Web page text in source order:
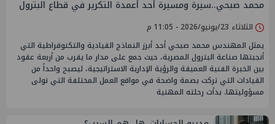
محمد صبحي..سيرة ومسيرة أحد أعمدة التكرير في قطاع البترول
الثلاثاء 23/يونيو/2026 - 11:05 م
يمثل المهندس محمد صبحي أحد أبرز النماذج القيادية والتكنوقراطية التي
أنجبتها صناعة البترول المصرية، حيث جمع على مدار ما يقرب من أربعة عقود
بين الخبرة الفنية العميقة والرؤية الإدارية الاستراتيجية، ليصبح واحداً من
القيادات التي تركت بصمة واضحة في مواقع العمل المختلفة التي تولى
مسؤوليتها. بدأت رحلته المهنية